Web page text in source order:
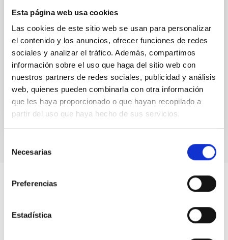
Esta página web usa cookies
Las cookies de este sitio web se usan para personalizar
el contenido y los anuncios, ofrecer funciones de redes
sociales y analizar el tráfico. Además, compartimos
información sobre el uso que haga del sitio web con
nuestros partners de redes sociales, publicidad y análisis
web, quienes pueden combinarla con otra información
que les haya proporcionado o que hayan recopilado a
partir del uso que haya hecho de sus servicios.
Necesarias
Preferencias
Estadística
across Spain. Its main aim is to aid the teaching of
Astronomy by providing support to teachers on
Astronomy-related subjects in school curriculums
and developing teaching materials. Cosmoeduca
aims to
In progress